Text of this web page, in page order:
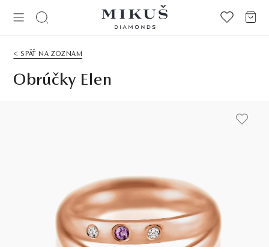
< SPÄŤ NA ZOZNAM
Obrúčky Elen